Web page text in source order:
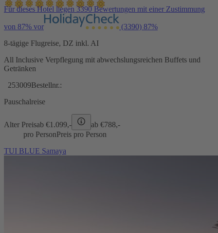
Für dieses Hotel liegen 3390 Bewertungen mit einer Zustimmung
von 87% vor (3390) 87%
8-tägige Flugreise, DZ inkl. AI
All Inclusive Verpflegung mit abwechslungsreichen Buffets und
Getränken
253009Bestellnr.:
Pauschalreise
Alter Preisab €1.099,- ab €788,-
pro PersonPreis pro Person
TUI BLUE Samaya